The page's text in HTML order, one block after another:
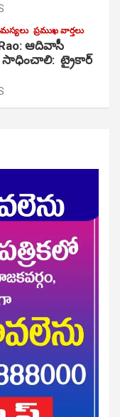
ప్రముఖ వార్తలు
Rao: ఆదివాసీ
సాధించాలి: ట్రైకార్